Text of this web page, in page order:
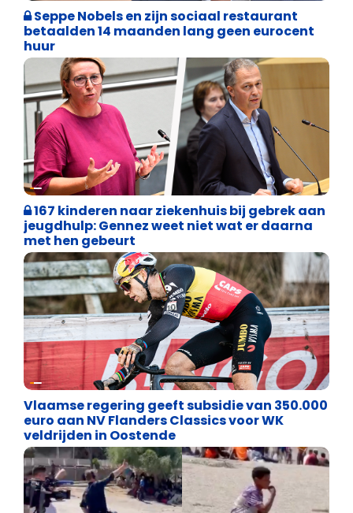
Seppe Nobels en zijn sociaal restaurant
betaalden 14 maanden lang geen eurocent
huur
Binnenland politiek
167 kinderen naar ziekenhuis bij gebrek aan
jeugdhulp: Gennez weet niet wat er daarna
met hen gebeurt
Binnenland politiek
Vlaamse regering geeft subsidie van 350.000
euro aan NV Flanders Classics voor WK
veldrijden in Oostende